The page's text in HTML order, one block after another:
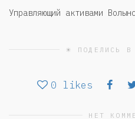
Управляющий активами
☀ ПОДЕЛИСЬ
0 likes
НЕТ